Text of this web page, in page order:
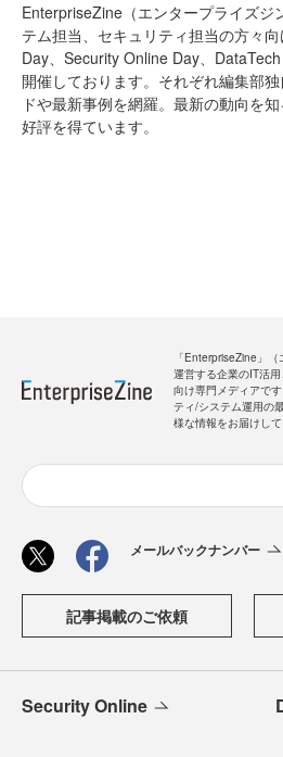
EnterpriseZine（エンタープライズジ
テム担当、セキュリティ担当の方々
Day、Security Online Day、
開催しております。それぞれ編集部
ドや最新事例を網羅。最新の動向を
好評を得ています。
「EnterpriseZine」
運営する企業のIT活
向け専門メディアで
ティ/システム運用の
様な情報をお届けして
メールバックナンバー
記事掲載のご依頼
Security Online